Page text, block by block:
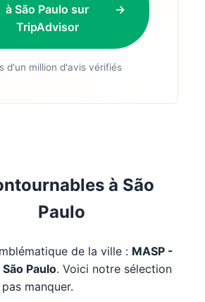
à São Paulo sur
TripAdvisor
→
d'un million d'avis vérifiés
à São
Paulo
de la ville : MASP -
Paulo. Voici notre sélection
manquer.